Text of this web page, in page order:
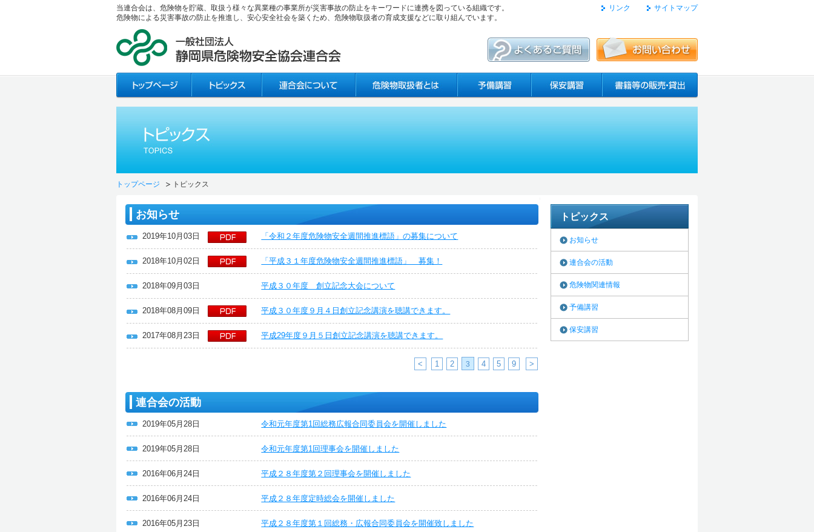
当連合会は、危険物を貯蔵、取扱う様々な異業種の事業所が災害事故の防止をキーワードに連携を図っている組織です。
危険物による災害事故の防止を推進し、安心安全社会を築くため、危険物取扱者の育成支援などに取り組んでいます。
リンク サイトマップ
トップページ トピックス
お知らせ
2019年10月03日 「令和２年度危険物安全週間推進標語」の募集について
2018年10月02日 「平成３１年度危険物安全週間推進標語」 募集！
2018年09月03日 平成３０年度 創立記念大会について
2018年08月09日 平成３０年度９月４日創立記念講演を聴講できます。
2017年08月23日 平成29年度９月５日創立記念講演を聴講できます。
< 1 2 3 4 5 9 >
連合会の活動
2019年05月28日 令和元年度第1回総務広報合同委員会を開催しました
2019年05月28日 令和元年度第1回理事会を開催しました
2016年06月24日 平成２８年度第２回理事会を開催しました
2016年06月24日 平成２８年度定時総会を開催しました
2016年05月23日 平成２８年度第１回総務・広報合同委員会を開催致しました
トピックス
お知らせ
連合会の活動
危険物関連情報
予備講習
保安講習